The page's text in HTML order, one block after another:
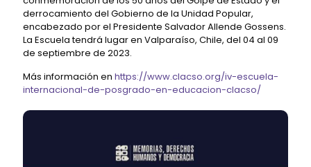
derrocamiento del Gobierno de la Unidad Popular,
encabezado por el Presidente Salvador Allende Gossens.
La Escuela tendrá lugar en Valparaíso, Chile, del 04 al 09
de septiembre de 2023.
Más información en https://www.clacso.org/iv-escuela-
internacional-de-posgrado-en-educacion-clacso/